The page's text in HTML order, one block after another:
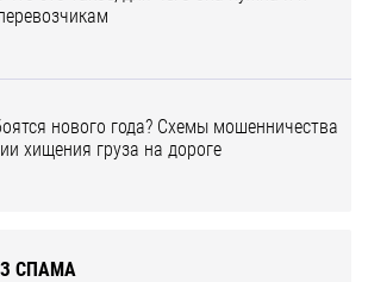
нового года? Схемы мошенничества
хищения груза на дороге
СПАМА